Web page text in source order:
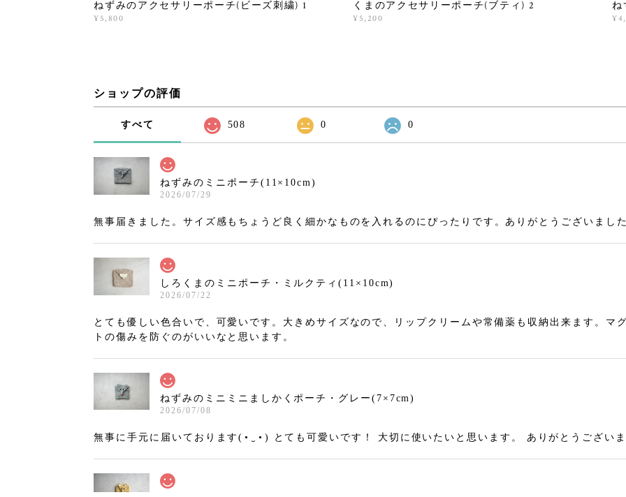
ねずみのアクセサリーポーチ(ビーズ刺繍) 1
¥5,800
くまのアクセサリーポーチ(ブティ) 2
¥5,200
ね
ショップの評価
すべて 508 0 0
ねずみのミニポーチ(11×10cm)
2026/07/29
無事届きました。サイズ感もちょうど良く細かなものを入れるのにぴったりです。ありがとうございまし
しろくまのミニポーチ・ミルクティ(11×10cm)
2026/07/22
とても優しい色合いで、可愛いです。大きめサイズなので、リップクリームや常備薬も収納出来ます。マ
トの傷みを防ぐのがいいなと思います。
ねずみのミニミニましかくポーチ・グレー(7×7cm)
2026/07/08
無事に手元に届いております(⁠•⁠‿⁠•⁠) とても可愛いです！ 大切に使いたいと思います。 ありがとうござい